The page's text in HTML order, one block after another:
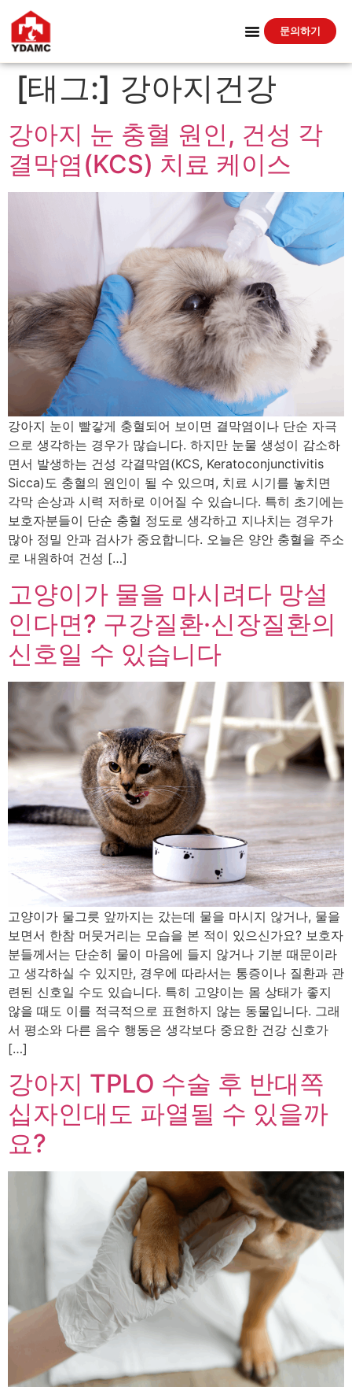
문의하기
[태그:] 강아지건강
강아지 눈 충혈 원인, 건성 각
결막염(KCS) 치료 케이스
강아지 눈이 빨갛게 충혈되어 보이면 결막염이나 단순 자극
으로 생각하는 경우가 많습니다. 하지만 눈물 생성이 감소하
면서 발생하는 건성 각결막염(KCS, Keratoconjunctivitis
Sicca)도 충혈의 원인이 될 수 있으며, 치료 시기를 놓치면
각막 손상과 시력 저하로 이어질 수 있습니다. 특히 초기에는
보호자분들이 단순 충혈 정도로 생각하고 지나치는 경우가
많아 정밀 안과 검사가 중요합니다. 오늘은 양안 충혈을 주소
로 내원하여 건성 […]
고양이가 물을 마시려다 망설
인다면? 구강질환·신장질환의
신호일 수 있습니다
고양이가 물그릇 앞까지는 갔는데 물을 마시지 않거나, 물을
보면서 한참 머뭇거리는 모습을 본 적이 있으신가요? 보호자
분들께서는 단순히 물이 마음에 들지 않거나 기분 때문이라
고 생각하실 수 있지만, 경우에 따라서는 통증이나 질환과 관
련된 신호일 수도 있습니다. 특히 고양이는 몸 상태가 좋지
않을 때도 이를 적극적으로 표현하지 않는 동물입니다. 그래
서 평소와 다른 음수 행동은 생각보다 중요한 건강 신호가
[…]
강아지 TPLO 수술 후 반대쪽
십자인대도 파열될 수 있을까
요?